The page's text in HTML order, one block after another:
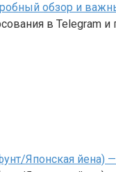
обзор и
в Telegram
Японская йена) —